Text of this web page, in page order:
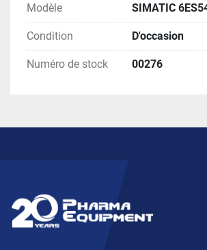
Modèle SIMATIC
Condition D'occasion
Numéro de stock 00276